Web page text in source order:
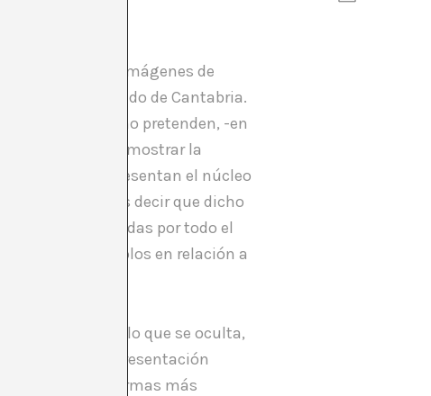
medio de las imágenes de
pueblecito perdido de Cantabria.
las imágenes no pretenden, -en
sí lo hacen-, mostrar la
decir, no representan el núcleo
podríamos decir que dicho
y distribuidas por todo el
poniéndolos en relación a
muestra y en lo que se oculta,
cómo esta representación
de formas más